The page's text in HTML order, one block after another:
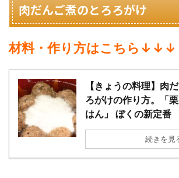
肉だんご煮のとろろがけ
材料・作り方はこちら↓↓↓
【きょうの料理】肉
ろがけの作り方。「
はん」 ぼくの新定番
続きを見